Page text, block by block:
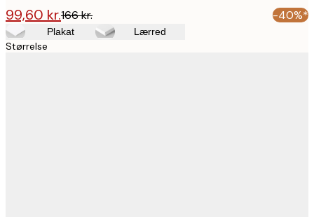
99,60 kr.166 kr. -40%*
Plakat Lærred
Størrelse